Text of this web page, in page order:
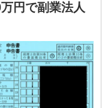
円で副業法人